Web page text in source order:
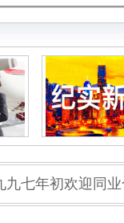
七年初欢迎同业